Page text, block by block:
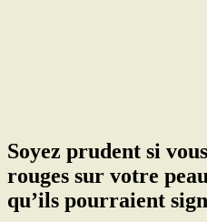
Soyez prudent si
rouges sur votre
qu’ils pourraient